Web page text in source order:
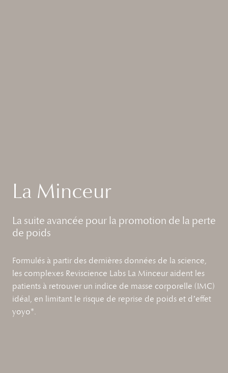
La Minceur​
La suite avancée pour la promotion de la perte
de poids​
Formulés à partir des dernières données de la science,
les complexes Reviscience Labs La Minceur aident les
patients à retrouver un indice de masse corporelle (IMC)
idéal, en limitant le risque de reprise de poids et d’effet
yoyo*.